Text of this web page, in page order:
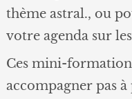
thème astral., ou
votre agenda sur
Ces mini-
accompagner pas